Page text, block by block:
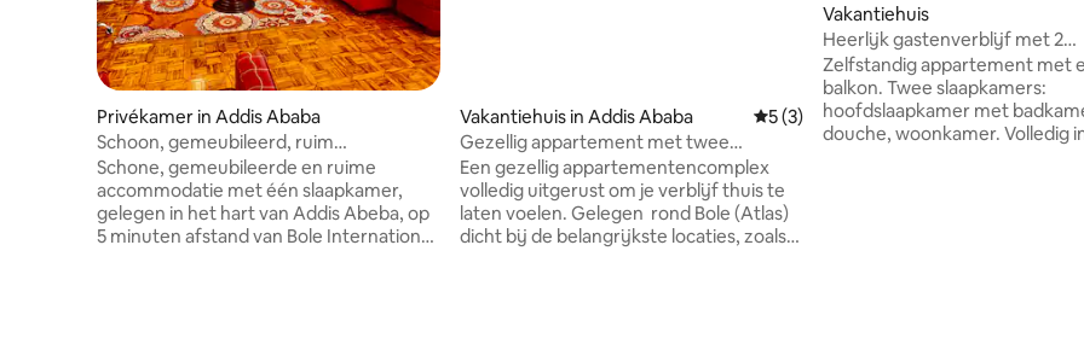
Privékamer in Addis Ababa
Schoon, gemeubileerd, ruim
appartement met 1 slaapkamer
Schone, gemeubileerde en ruime
accommodatie met één slaapkamer,
gelegen in het hart van Addis Abeba, op
5 minuten afstand van Bole International
Vakantiehuis in Addis Ababa Gemiddelde beoordeling van 5 uit 5, 3
5 (3)
Gezellig appartement met twee
slaapkamers @Atlas
Een gezellig appartementencomplex
volledig uitgerust om je verblijf thuis te
laten voelen. Gelegen rond Bole (Atlas)
dicht bij de belangrijkste locaties, zoals
Vakantiehuis
Heerlijk gastenverblijf met 2
slaapkamers in Addis
Zelfstandig appartement met
balkon. Twee slaapkamers:
hoofdslaapkamer met
douche, woonkamer. Volledig